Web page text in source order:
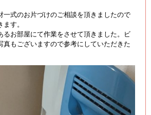
一式のお片づけのご相談を頂きましたので
す。
るお部屋にて作業をさせて頂きました。ビ
真もございますので参考にしていただきた